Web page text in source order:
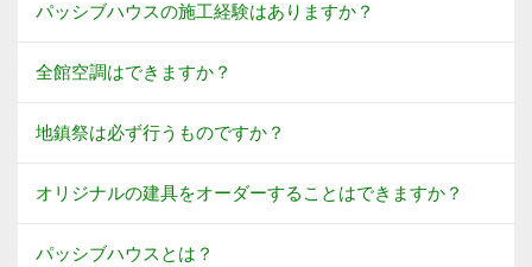
パッシブハウスの施工経験はありますか？
全館空調はできますか？
地鎮祭は必ず行うものですか？
オリジナルの建具をオーダーすることはできますか？
パッシブハウスとは？